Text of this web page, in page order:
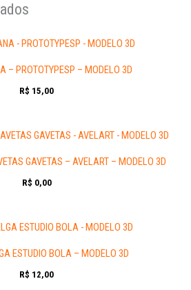
– PROTOTYPESP – MODELO 3D
R$ 15,00
GAVETAS – AVELART – MODELO 3D
R$ 0,00
ESTUDIO BOLA – MODELO 3D
R$ 12,00